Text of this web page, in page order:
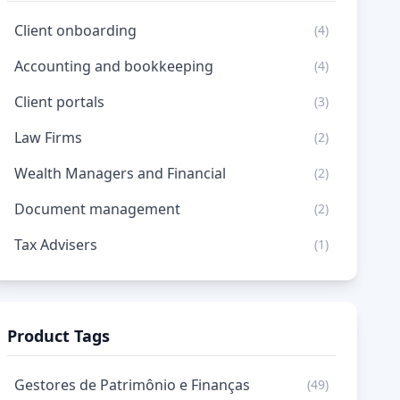
Client onboarding (4)
Accounting and bookkeeping (4)
Client portals (3)
Law Firms (2)
Wealth Managers and Financial (2)
Document management (2)
Tax Advisers (1)
Product Tags
Gestores de Patrimônio e Finanças (49)